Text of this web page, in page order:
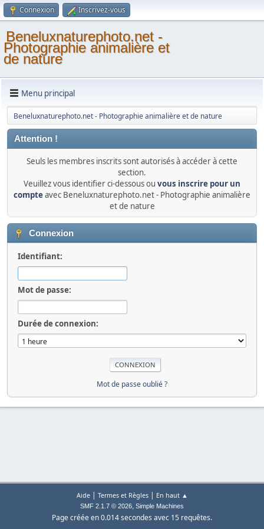
Connexion Inscrivez-vous
Beneluxnaturephoto.net -
Photographie animalière et
de nature
Menu principal
Beneluxnaturephoto.net - Photographie animalière et de nature
Attention !
Seuls les membres inscrits sont autorisés à accéder à cette
section.
Veuillez vous identifier ci-dessous ou vous inscrire pour un
compteavec Beneluxnaturephoto.net - Photographie animalière
et de nature
Connexion
Identifiant:
Mot de passe:
Durée de connexion:
Mot de passe oublié ?
Aide| Termes et Règles| En haut ▲
SMF 2.1.7 © 2026, Simple Machines
Page créée en 0.014 secondes avec 15 requêtes.